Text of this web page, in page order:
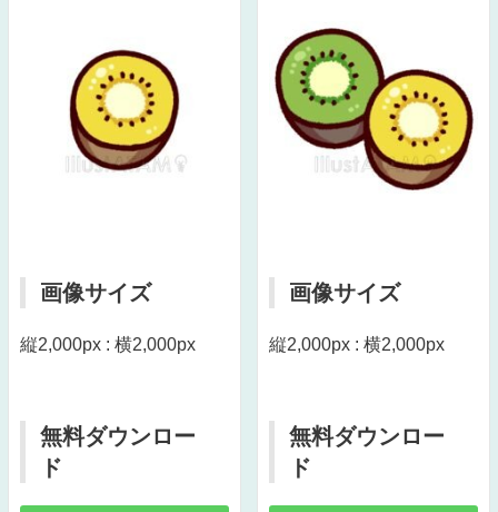
画像サイズ
縦2,000px : 横2,000px
無料ダウンロー
ド
画像サイズ
縦2,000px : 横2,000px
無料ダウンロー
ド